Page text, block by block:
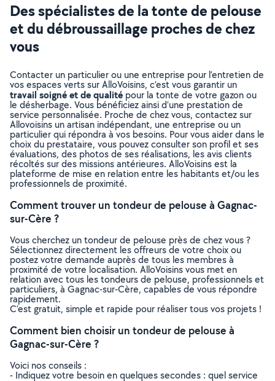
Des spécialistes de la tonte de pelouse
et du débroussaillage proches de chez
vous
Contacter un particulier ou une entreprise pour l’entretien de
vos espaces verts sur AlloVoisins, c’est vous garantir un
travail soigné et de qualité pour la tonte de votre gazon ou
le désherbage. Vous bénéficiez ainsi d’une prestation de
service personnalisée. Proche de chez vous, contactez sur
Allovoisins un artisan indépendant, une entreprise ou un
particulier qui répondra à vos besoins. Pour vous aider dans le
choix du prestataire, vous pouvez consulter son profil et ses
évaluations, des photos de ses réalisations, les avis clients
récoltés sur des missions antérieures. AlloVoisins est la
plateforme de mise en relation entre les habitants et/ou les
professionnels de proximité.
Comment trouver un tondeur de pelouse à Gagnac-
sur-Cère ?
Vous cherchez un tondeur de pelouse près de chez vous ?
Sélectionnez directement les offreurs de votre choix ou
postez votre demande auprès de tous les membres à
proximité de votre localisation. AlloVoisins vous met en
relation avec tous les tondeurs de pelouse, professionnels et
particuliers, à Gagnac-sur-Cère, capables de vous répondre
rapidement.
C’est gratuit, simple et rapide pour réaliser tous vos projets !
Comment bien choisir un tondeur de pelouse à
Gagnac-sur-Cère ?
Voici nos conseils :
- Indiquez votre besoin en quelques secondes : quel service